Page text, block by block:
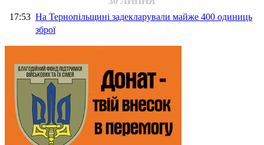
17:53 На Тернопільщині задекларували майже 400 одиниць
зброї